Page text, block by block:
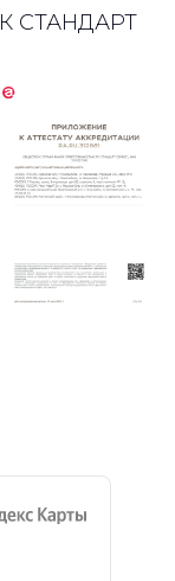
СТАНДАРТ